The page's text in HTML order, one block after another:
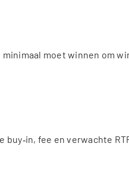
moet winnen om
fee en verwachte